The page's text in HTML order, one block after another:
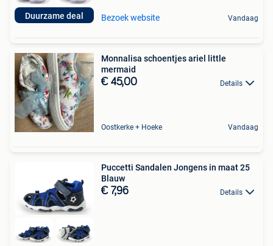
Duurzame deal Bezoek website Vandaag
Monnalisa schoentjes ariel little
mermaid
€ 45,00 Details
Oostkerke + Hoeke Vandaag
Puccetti Sandalen Jongens in maat 25
Blauw
€ 7,96 Details